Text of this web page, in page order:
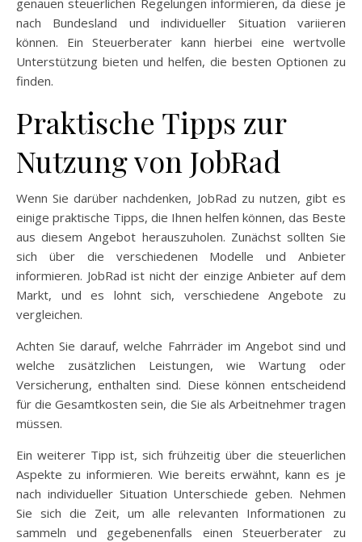
nach Bundesland und individueller Situation variieren
können. Ein Steuerberater kann hierbei eine wertvolle
Unterstützung bieten und helfen, die besten Optionen zu
finden.
Praktische Tipps zur
Nutzung von JobRad
Wenn Sie darüber nachdenken, JobRad zu nutzen, gibt es
einige praktische Tipps, die Ihnen helfen können, das Beste
aus diesem Angebot herauszuholen. Zunächst sollten Sie
sich über die verschiedenen Modelle und Anbieter
informieren. JobRad ist nicht der einzige Anbieter auf dem
Markt, und es lohnt sich, verschiedene Angebote zu
vergleichen.
Achten Sie darauf, welche Fahrräder im Angebot sind und
welche zusätzlichen Leistungen, wie Wartung oder
Versicherung, enthalten sind. Diese können entscheidend
für die Gesamtkosten sein, die Sie als Arbeitnehmer tragen
müssen.
Ein weiterer Tipp ist, sich frühzeitig über die steuerlichen
Aspekte zu informieren. Wie bereits erwähnt, kann es je
nach individueller Situation Unterschiede geben. Nehmen
Sie sich die Zeit, um alle relevanten Informationen zu
sammeln und gegebenenfalls einen Steuerberater zu